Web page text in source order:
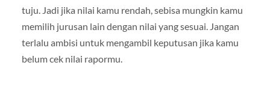
tuju. Jadi jika nilai kamu rendah, sebisa mungkin kamu
memilih jurusan lain dengan nilai yang sesuai. Jangan
terlalu ambisi untuk mengambil keputusan jika kamu
belum cek nilai rapormu.